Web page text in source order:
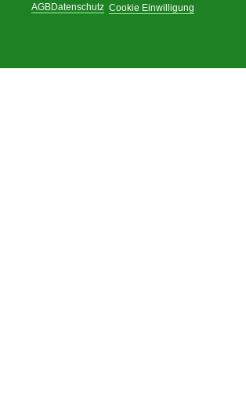
AGBDatenschutz Cookie Einwilligung